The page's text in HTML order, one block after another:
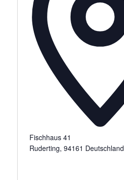
Fischhaus 41
Ruderting, 94161 Deutschland